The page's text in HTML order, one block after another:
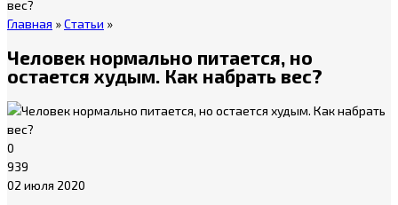
Главная »Статьи »
Человек нормально питается, но
остается худым. Как набрать вес?
0
939
02 июля 2020